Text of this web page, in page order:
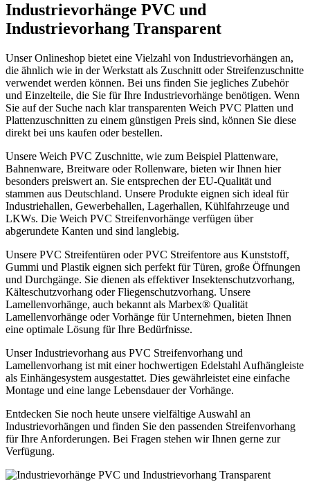
Industrievorhänge PVC und
Industrievorhang Transparent
Unser Onlineshop bietet eine Vielzahl von Industrievorhängen an,
die ähnlich wie in der Werkstatt als Zuschnitt oder Streifenzuschnitte
verwendet werden können. Bei uns finden Sie jegliches Zubehör
und Einzelteile, die Sie für Ihre Industrievorhänge benötigen. Wenn
Sie auf der Suche nach klar transparenten Weich PVC Platten und
Plattenzuschnitten zu einem günstigen Preis sind, können Sie diese
direkt bei uns kaufen oder bestellen.
Unsere Weich PVC Zuschnitte, wie zum Beispiel Plattenware,
Bahnenware, Breitware oder Rollenware, bieten wir Ihnen hier
besonders preiswert an. Sie entsprechen der EU-Qualität und
stammen aus Deutschland. Unsere Produkte eignen sich ideal für
Industriehallen, Gewerbehallen, Lagerhallen, Kühlfahrzeuge und
LKWs. Die Weich PVC Streifenvorhänge verfügen über
abgerundete Kanten und sind langlebig.
Unsere PVC Streifentüren oder PVC Streifentore aus Kunststoff,
Gummi und Plastik eignen sich perfekt für Türen, große Öffnungen
und Durchgänge. Sie dienen als effektiver Insektenschutzvorhang,
Kälteschutzvorhang oder Fliegenschutzvorhang. Unsere
Lamellenvorhänge, auch bekannt als Marbex® Qualität
Lamellenvorhänge oder Vorhänge für Unternehmen, bieten Ihnen
eine optimale Lösung für Ihre Bedürfnisse.
Unser Industrievorhang aus PVC Streifenvorhang und
Lamellenvorhang ist mit einer hochwertigen Edelstahl Aufhängleiste
als Einhängesystem ausgestattet. Dies gewährleistet eine einfache
Montage und eine lange Lebensdauer der Vorhänge.
Entdecken Sie noch heute unsere vielfältige Auswahl an
Industrievorhängen und finden Sie den passenden Streifenvorhang
für Ihre Anforderungen. Bei Fragen stehen wir Ihnen gerne zur
Verfügung.